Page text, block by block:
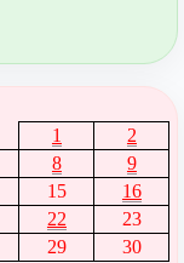
1
2
8
9
15
16
22
23
29
30